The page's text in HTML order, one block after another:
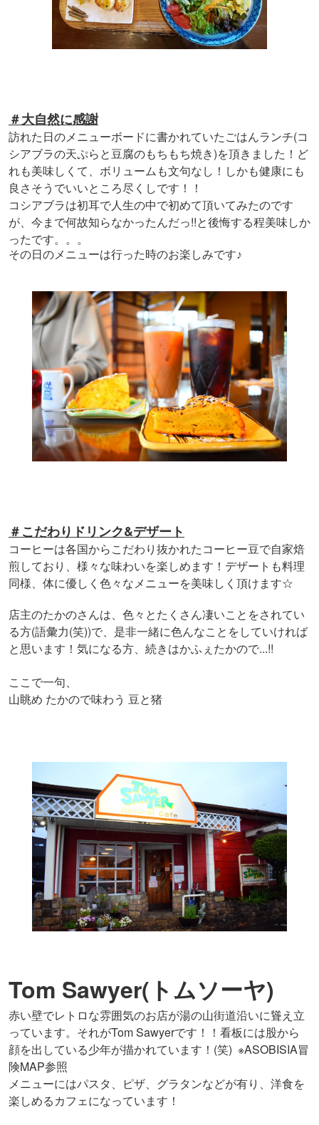
＃大自然に感謝
訪れた日のメニューボードに書かれていたごはんランチ(コ
シアブラの天ぷらと豆腐のもちもち焼き)を頂きました！ど
れも美味しくて、ボリュームも文句なし！しかも健康にも
良さそうでいいところ尽くしです！！
コシアブラは初耳で人生の中で初めて頂いてみたのです
が、今まで何故知らなかったんだっ!!と後悔する程美味しか
ったです。。。
その日のメニューは行った時のお楽しみです♪
＃こだわりドリンク&デザート
コーヒーは各国からこだわり抜かれたコーヒー豆で自家焙
煎しており、様々な味わいを楽しめます！デザートも料理
同様、体に優しく色々なメニューを美味しく頂けます☆
店主のたかのさんは、色々とたくさん凄いことをされてい
る方(語彙力(笑))で、是非一緒に色んなことをしていければ
と思います！気になる方、続きはかふぇたかので...!!
ここで一句、
山眺め たかので味わう 豆と猪
Tom Sawyer(トムソーヤ)
赤い壁でレトロな雰囲気のお店が湯の山街道沿いに聳え立
っています。それがTom Sawyerです！！看板には股から
顔を出している少年が描かれています！(笑) ※ASOBISIA冒
険MAP参照
メニューにはパスタ、ピザ、グラタンなどが有り、洋食を
楽しめるカフェになっています！